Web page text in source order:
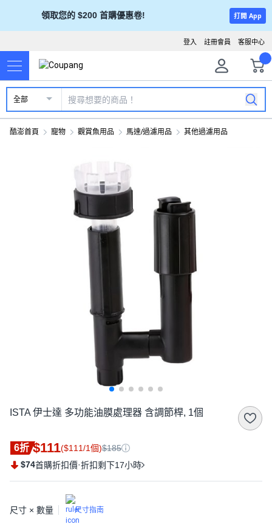
領取您的 $200 首購優惠卷! 打開 App
客服中心
註冊會員
登入
全部
酷澎首頁 寵物 觀賞魚用品 馬達/過濾用品 其他過濾用品
ISTA 伊士達 多功能油膜處理器 含調節桿, 1個
6折 $111($111/1個)$185
$74首購折扣價·折扣剩下17小時
尺寸 × 數量 尺寸指南